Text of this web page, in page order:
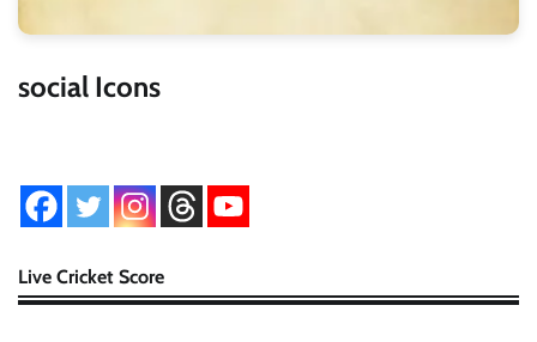
social Icons
Live Cricket Score